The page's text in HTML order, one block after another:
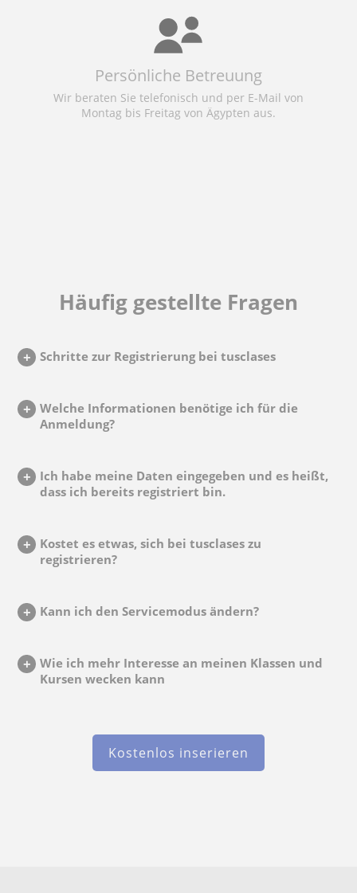
Persönliche Betreuung
Wir beraten Sie telefonisch und per E-Mail von
Montag bis Freitag von Ägypten aus.
Häufig gestellte Fragen
Schritte zur Registrierung bei tusclases
Welche Informationen benötige ich für die
Anmeldung?
Ich habe meine Daten eingegeben und es heißt,
dass ich bereits registriert bin.
Kostet es etwas, sich bei tusclases zu
registrieren?
Kann ich den Servicemodus ändern?
Wie ich mehr Interesse an meinen Klassen und
Kursen wecken kann
Kostenlos inserieren